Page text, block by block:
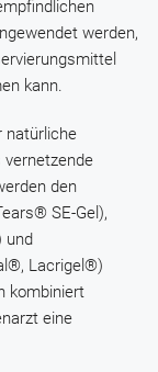
werden,
kann.
natürliche
den
SE-Gel),
und
, Lacrigel®)
kombiniert
eine